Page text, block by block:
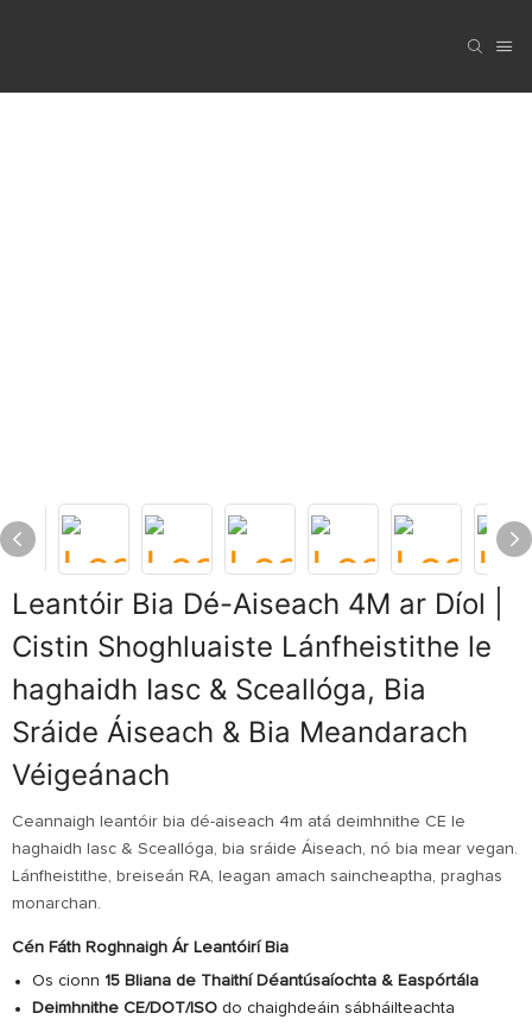
Leantóir Bia Dé-Aiseach 4M ar Díol |
Cistin Shoghluaiste Lánfheistithe le
haghaidh Iasc & Sceallóga, Bia
Sráide Áiseach & Bia Meandarach
Véigeánach
Ceannaigh leantóir bia dé-aiseach 4m atá deimhnithe CE le
haghaidh Iasc & Sceallóga, bia sráide Áiseach, nó bia mear vegan.
Lánfheistithe, breiseán RA, leagan amach saincheaptha, praghas
monarchan.
Cén Fáth Roghnaigh Ár Leantóirí Bia
Os cionn 15 Bliana de Thaithí Déantúsaíochta & Easpórtála
Deimhnithe CE/DOT/ISOdo chaighdeáin sábháilteachta